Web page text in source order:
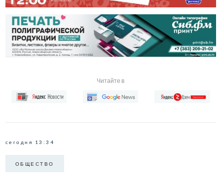
Читайте в
сегодня 13:34
ОБЩЕСТВО